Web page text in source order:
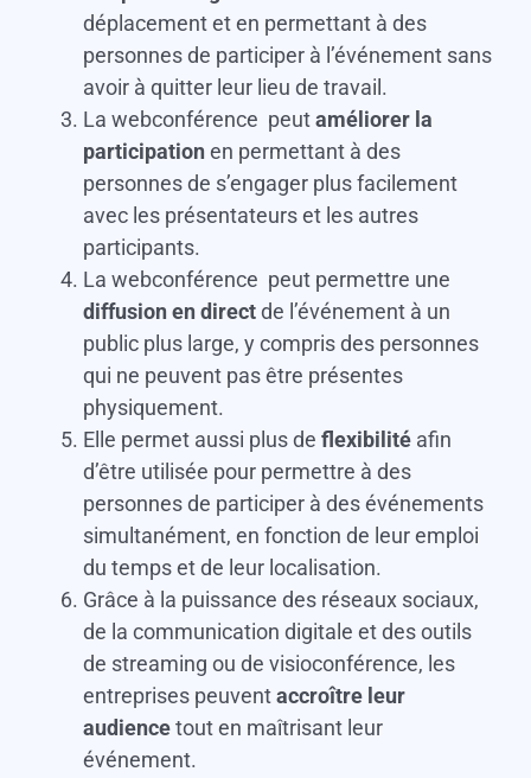
déplacement et en permettant à des
personnes de participer à l’événement sans
avoir à quitter leur lieu de travail.
La webconférence peutaméliorer la
participationen permettant à des
personnes de s’engager plus facilement
avec les présentateurs et les autres
participants.
La webconférence peut permettre une
diffusion en directde l’événement à un
public plus large, y compris des personnes
qui ne peuvent pas être présentes
physiquement.
Elle permet aussi plus de flexibilitéafin
d’être utilisée pour permettre à des
personnes de participer à des événements
simultanément, en fonction de leur emploi
du temps et de leur localisation.
Grâce à la puissance des réseaux sociaux,
de la communication digitale et des outils
de streaming ou de visioconférence, les
entreprises peuventaccroître leur
audiencetout en maîtrisant leur
événement.